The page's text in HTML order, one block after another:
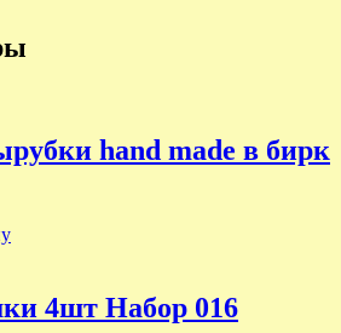
hand made в бирк
4шт Набор 016